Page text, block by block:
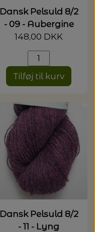
Dansk Pelsuld 8/2
- 09 - Aubergine
148,00 DKK
Tilføj til kurv
Dansk Pelsuld 8/2
- 11 - Lyng